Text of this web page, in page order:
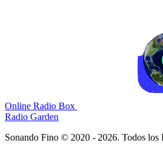
Online Radio Box
Radio Garden
Sonando Fino © 2020 - 2026. Todos los